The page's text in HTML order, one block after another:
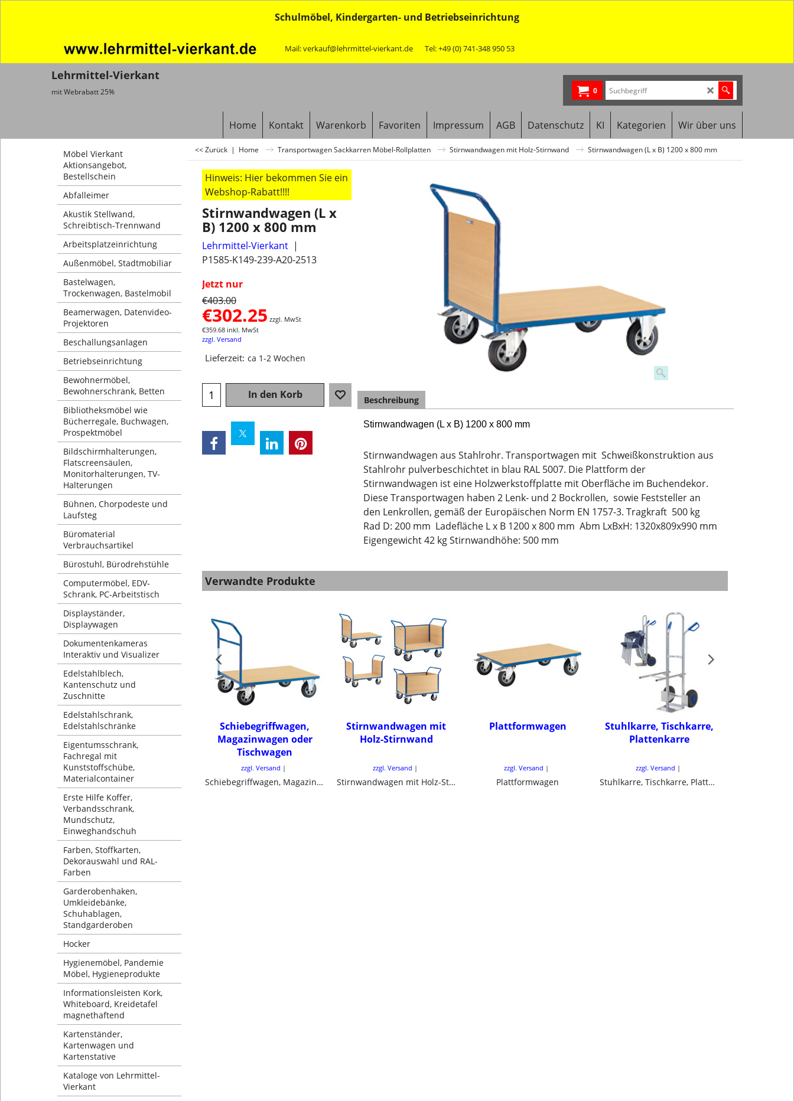
Schulmöbel, Kindergarten- und Betriebseinrichtung
Mail: verkauf@lehrmittel-vierkant.de Tel: +49 (0) 741-348 950 53
Lehrmittel-Vierkant
mit Webrabatt 25% 0
Home Kontakt Warenkorb Favoriten Impressum AGB Datenschutz KI Kategorien Wir über uns
Möbel Vierkant
Aktionsangebot,
Bestellschein
Abfalleimer
Akustik Stellwand,
Schreibtisch-Trennwand
Arbeitsplatzeinrichtung
Außenmöbel, Stadtmobiliar
Bastelwagen,
Trockenwagen, Bastelmobil
Beamerwagen, Datenvideo-
Projektoren
Beschallungsanlagen
Betriebseinrichtung
Bewohnermöbel,
Bewohnerschrank, Betten
Bibliotheksmöbel wie
Bücherregale, Buchwagen,
Prospektmöbel
Bildschirmhalterungen,
Flatscreensäulen,
Monitorhalterungen, TV-
Halterungen
Bühnen, Chorpodeste und
Laufsteg
Büromaterial
Verbrauchsartikel
Bürostuhl, Bürodrehstühle
Computermöbel, EDV-
Schrank, PC-Arbeitstisch
Displayständer,
Displaywagen
Dokumentenkameras
Interaktiv und Visualizer
Edelstahlblech,
Kantenschutz und
Zuschnitte
Edelstahlschrank,
Edelstahlschränke
Eigentumsschrank,
Fachregal mit
Kunststoffschübe,
Materialcontainer
Erste Hilfe Koffer,
Verbandsschrank,
Mundschutz,
Einweghandschuh
Farben, Stoffkarten,
Dekorauswahl und RAL-
Farben
Garderobenhaken,
Umkleidebänke,
Schuhablagen,
Standgarderoben
Hocker
Hygienemöbel, Pandemie
Möbel, Hygieneprodukte
Informationsleisten Kork,
Whiteboard, Kreidetafel
magnethaftend
Kartenständer,
Kartenwagen und
Kartenstative
Kataloge von Lehrmittel-
Vierkant
<< Zurück | Home Transportwagen Sackkarren Möbel-Rollplatten Stirnwandwagen mit Holz-Stirnwand Stirnwandwagen (L x B) 1200 x 800 mm
Hinweis: Hier bekommen Sie ein
Webshop-Rabatt!!!!
Stirnwandwagen (L x
B) 1200 x 800 mm
Lehrmittel-Vierkant
P1585-K149-239-A20-2513
Jetzt nur
€403.00
€302.25 zzgl. MwSt
€359.68 inkl. MwSt
zzgl. Versand
Lieferzeit: ca 1-2 Wochen
In den Korb Beschreibung
Stirnwandwagen (L x B) 1200 x 800 mm
Stirnwandwagen aus Stahlrohr. Transportwagen mit Schweißkonstruktion aus
Stahlrohr pulverbeschichtet in blau RAL 5007. Die Plattform der
Stirnwandwagen ist eine Holzwerkstoffplatte mit Oberfläche im Buchendekor.
Diese Transportwagen haben 2 Lenk- und 2 Bockrollen, sowie Feststeller an
den Lenkrollen, gemäß der Europäischen Norm EN 1757-3. Tragkraft 500 kg
Rad D: 200 mm Ladefläche L x B 1200 x 800 mm Abm LxBxH: 1320x809x990 mm
Eigengewicht 42 kg Stirnwandhöhe: 500 mm
Verwandte Produkte
Schiebegriffwagen,
Magazinwagen oder
Tischwagen
zzgl. Versand
Schiebegriffwagen, Magazinwagen oder Tischwagen
Stirnwandwagen mit
Holz-Stirnwand
zzgl. Versand
Stirnwandwagen mit Holz-Stirnwand
Plattformwagen
zzgl. Versand
Plattformwagen
Stuhlkarre, Tischkarre,
Plattenkarre
zzgl. Versand
Stuhlkarre, Tischkarre, Plattenkarre